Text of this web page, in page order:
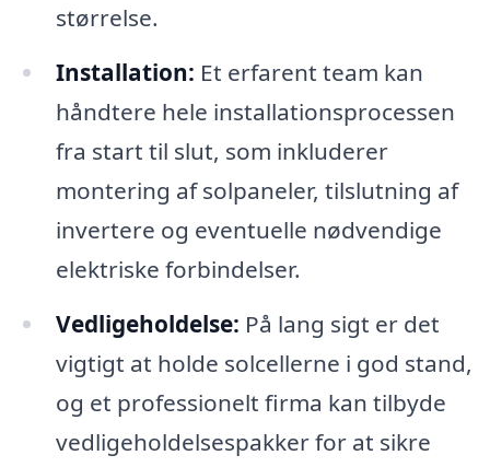
størrelse.
Installation: Et erfarent team kan
håndtere hele installationsprocessen
fra start til slut, som inkluderer
montering af solpaneler, tilslutning af
invertere og eventuelle nødvendige
elektriske forbindelser.
Vedligeholdelse: På lang sigt er det
vigtigt at holde solcellerne i god stand,
og et professionelt firma kan tilbyde
vedligeholdelsespakker for at sikre